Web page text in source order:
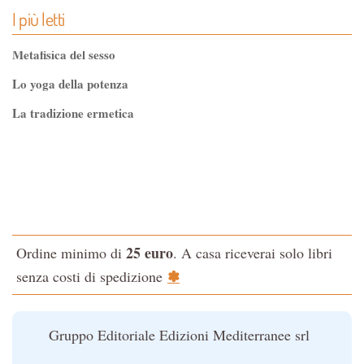
I più letti
Metafisica del sesso
Lo yoga della potenza
La tradizione ermetica
La Cabala
Il potere del serpente
Ordine minimo di 25 euro. A casa riceverai solo libri
senza costi di spedizione ✽
Gruppo Editoriale Edizioni Mediterranee srl